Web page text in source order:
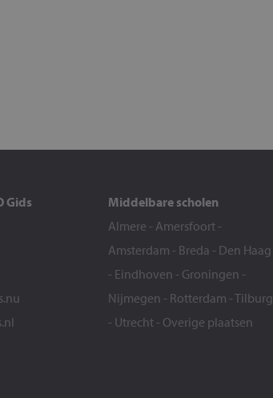
Gids
Middelbare scholen
Almere - Amersfoort -
Amsterdam - Breda - Den Haag
- Eindhoven - Groningen -
Nijmegen - Rotterdam -Tilburg
- Utrecht - Overige plaatsen